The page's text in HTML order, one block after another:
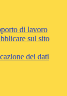
di lavoro
sul sito
dei dati